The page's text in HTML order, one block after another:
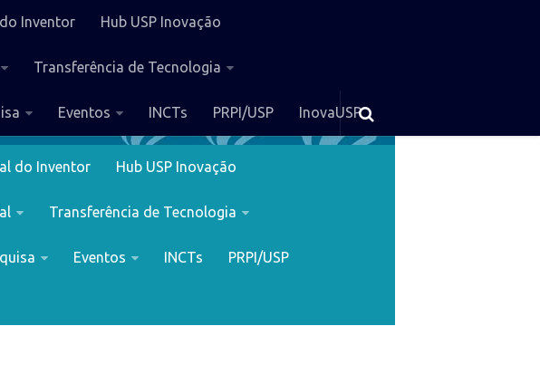
Inventor Hub USP Inovação
Transferência de Tecnologia
Eventos INCTs PRPI/USP InovaUSP
do Inventor Hub USP Inovação
Transferência de Tecnologia
Eventos INCTs PRPI/USP